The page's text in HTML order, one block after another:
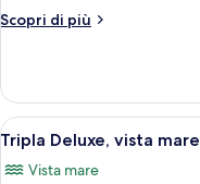
Scopri di più
Altri
(Prestige)
Apri
tutte
le
5
Tripla Deluxe, vista mare
Vista mare